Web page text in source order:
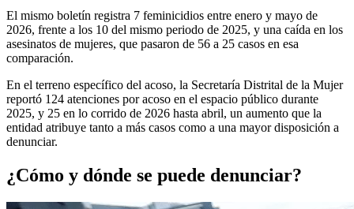
El mismo boletín registra 7 feminicidios entre enero y mayo de
2026, frente a los 10 del mismo periodo de 2025, y una caída en los
asesinatos de mujeres, que pasaron de 56 a 25 casos en esa
comparación.
En el terreno específico del acoso, la Secretaría Distrital de la Mujer
reportó 124 atenciones por acoso en el espacio público durante
2025, y 25 en lo corrido de 2026 hasta abril, un aumento que la
entidad atribuye tanto a más casos como a una mayor disposición a
denunciar.
¿Cómo y dónde se puede denunciar?